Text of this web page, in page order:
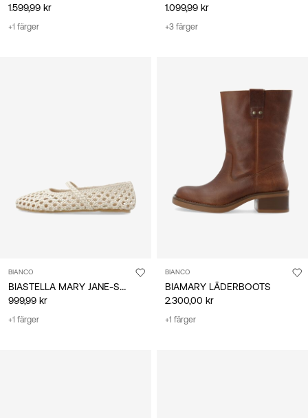
1.599,99 kr
+1 färger
1.099,99 kr
+3 färger
BIANCO
BIASTELLA MARY JANE-SKOR
999,99 kr
+1 färger
BIANCO
BIAMARY LÄDERBOOTS
2.300,00 kr
+1 färger